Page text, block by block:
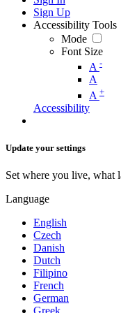
Sign Up
Accessibility Tools
Mode
Font Size
A -
A
A +
Accessibility
Update your settings
Set where you live, what
Language
English
Czech
Danish
Dutch
Filipino
French
German
Greek